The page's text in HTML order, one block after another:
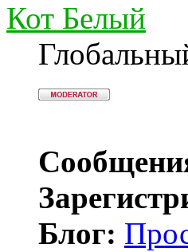
Кот Белый
Блог: